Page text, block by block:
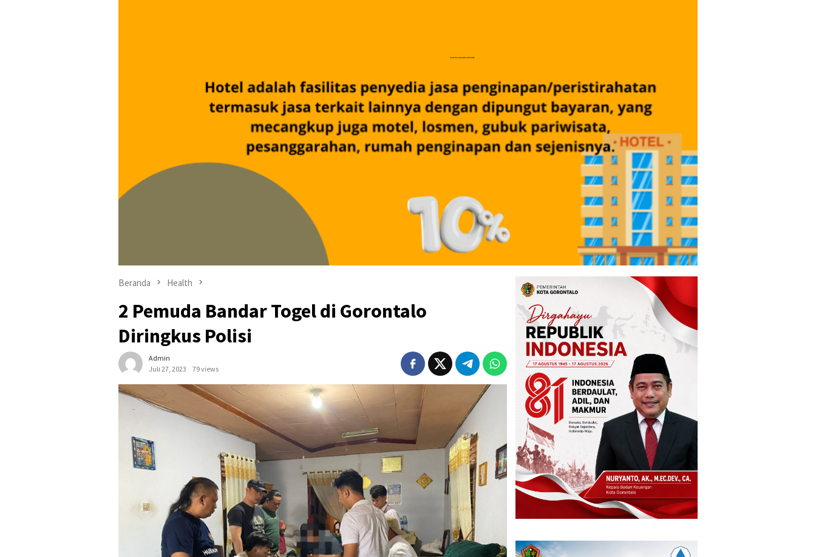
Beranda Health
2 Pemuda Bandar Togel di Gorontalo
Diringkus Polisi
Admin
Juli 27, 2023
79 views